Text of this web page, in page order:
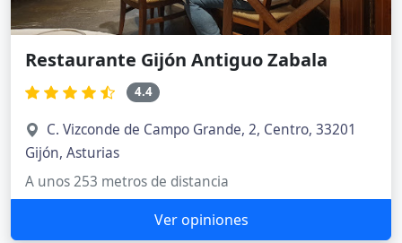
Restaurante Gijón Antiguo Zabala
4.4
C. Vizconde de Campo Grande, 2, Centro, 33201
Gijón, Asturias
A unos 253 metros de distancia
Ver opiniones